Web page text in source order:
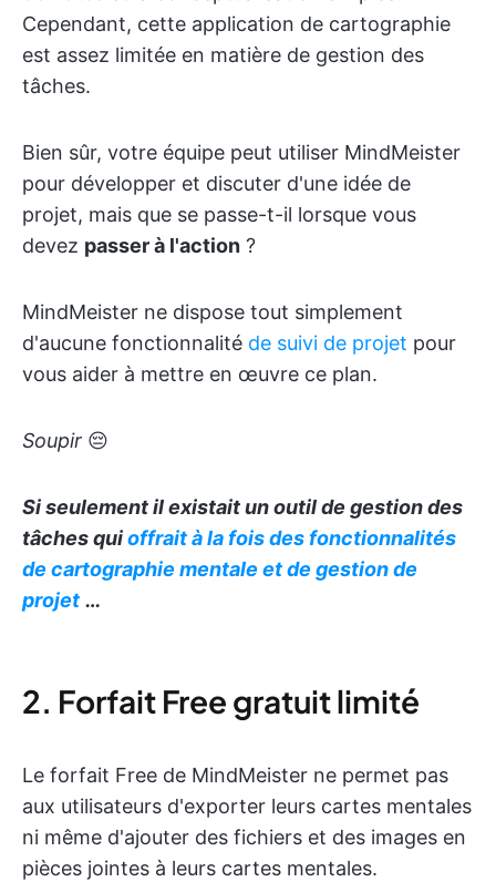
Cependant, cette application de cartographie
est assez limitée en matière de gestion des
tâches.
Bien sûr, votre équipe peut utiliser MindMeister
pour développer et discuter d'une idée de
projet, mais que se passe-t-il lorsque vous
devez passer à l'action ?
MindMeister ne dispose tout simplement
d'aucune fonctionnalité de suivi de projet pour
vous aider à mettre en œuvre ce plan.
Soupir 😔
Si seulement il existait un outil de gestion des
tâches quioffrait à la fois des fonctionnalités
de cartographie mentale et de gestion de
projet …
2. Forfait Free gratuit limité
Le forfait Free de MindMeister ne permet pas
aux utilisateurs d'exporter leurs cartes mentales
ni même d'ajouter des fichiers et des images en
pièces jointes à leurs cartes mentales.